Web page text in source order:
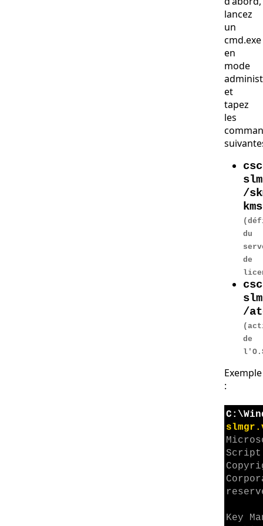
lancez
un
cmd.exe
en
mode
et
tapez
les
/
du
de
/
de
Exemple
:
Script
Key